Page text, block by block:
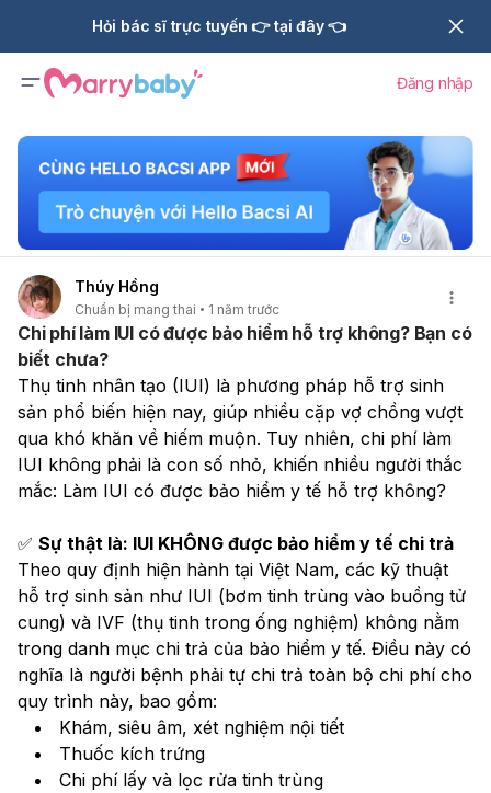
Hỏi bác sĩ trực tuyến 👉 tại đây 👈
Đăng nhập
Thúy Hồng
Chuẩn bị mang thai 1 năm trước
Chi phí làm IUI có được bảo hiểm hỗ trợ không? Bạn có
biết chưa?
Thụ tinh nhân tạo (IUI) là phương pháp hỗ trợ sinh
sản phổ biến hiện nay, giúp nhiều cặp vợ chồng vượt
qua khó khăn về hiếm muộn. Tuy nhiên, chi phí làm
IUI không phải là con số nhỏ, khiến nhiều người thắc
mắc: Làm IUI có được bảo hiểm y tế hỗ trợ không?
✅ Sự thật là: IUI KHÔNG được bảo hiểm y tế chi trả
Theo quy định hiện hành tại Việt Nam, các kỹ thuật
hỗ trợ sinh sản như IUI (bơm tinh trùng vào buồng tử
cung) và IVF (thụ tinh trong ống nghiệm) không nằm
trong danh mục chi trả của bảo hiểm y tế. Điều này có
nghĩa là người bệnh phải tự chi trả toàn bộ chi phí cho
quy trình này, bao gồm:
Khám, siêu âm, xét nghiệm nội tiết
Thuốc kích trứng
Chi phí lấy và lọc rửa tinh trùng